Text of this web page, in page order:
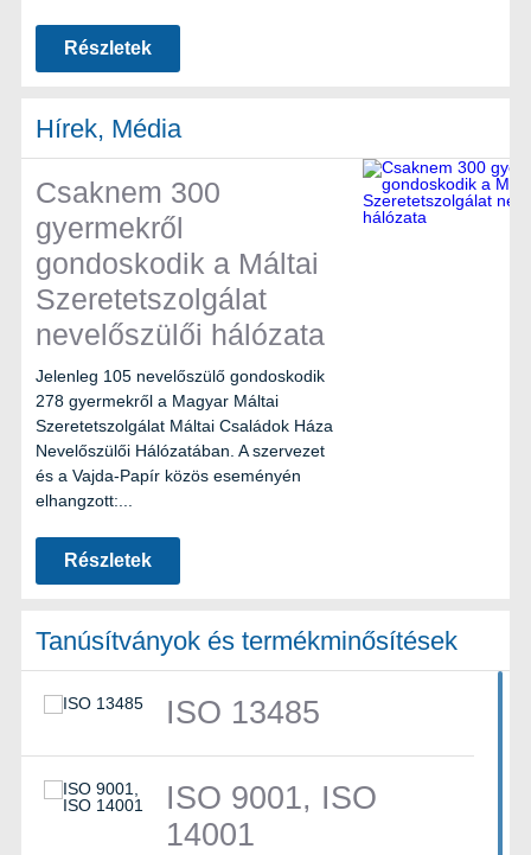
Részletek
Hírek, Média
Csaknem 300
gyermekről
gondoskodik a Máltai
Szeretetszolgálat
nevelőszülői hálózata
Jelenleg 105 nevelőszülő gondoskodik
278 gyermekről a Magyar Máltai
Szeretetszolgálat Máltai Családok Háza
Nevelőszülői Hálózatában. A szervezet
és a Vajda-Papír közös eseményén
elhangzott:...
Részletek
Tanúsítványok és termékminősítések
ISO 13485
ISO 9001, ISO
14001